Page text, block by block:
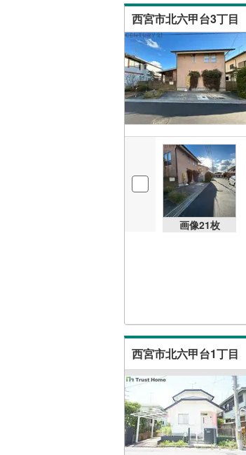
西宮市北六甲台3丁目
画像21枚
西宮市北六甲台1丁目
該当物件0件
該当物件0件
該当物件0件
該当物件0件
該当物件0件
該当物件0件